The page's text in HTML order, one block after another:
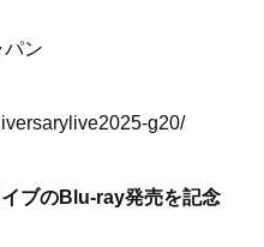
タログ
パン
g20/
ブのBlu-ray発売を記念